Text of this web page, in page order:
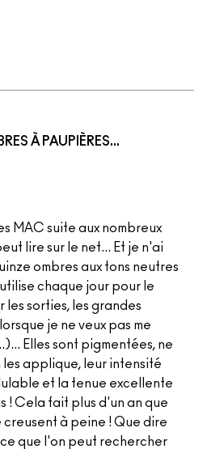
À PAUPIÈRES...
MAC suite aux nombreux
lire sur le net... Et je n'ai
ombres aux tons neutres
chaque jour pour le
les sorties, les grandes
je ne veux pas me
Elles sont pigmentées, ne
applique, leur intensité
et la tenue excellente
! Cela fait plus d'un an que
creusent à peine ! Que dire
que l'on peut rechercher